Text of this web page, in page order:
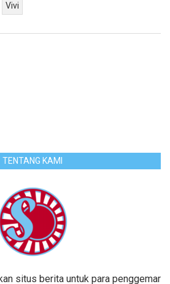
Vivi
TENTANG KAMI
situs berita untuk para penggemar